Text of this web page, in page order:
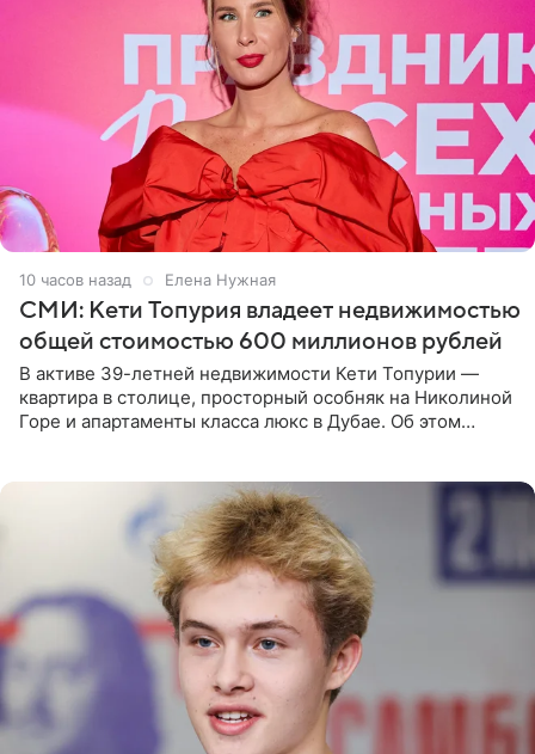
10 часов назад Елена Нужная
СМИ: Кети Топурия владеет недвижимостью
общей стоимостью 600 миллионов рублей
В активе 39-летней недвижимости Кети Топурии —
квартира в столице, просторный особняк на Николиной
Горе и апартаменты класса люкс в Дубае. Об этом